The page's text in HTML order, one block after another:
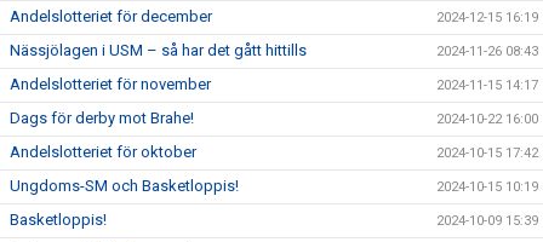
Andelslotteriet för december 2024-12-15 16:19
Nässjölagen i USM – så har det gått hittills 2024-11-26 08:43
Andelslotteriet för november 2024-11-15 14:17
Dags för derby mot Brahe! 2024-10-22 16:00
Andelslotteriet för oktober 2024-10-15 17:42
Ungdoms-SM och Basketloppis! 2024-10-15 10:19
Basketloppis! 2024-10-09 15:39